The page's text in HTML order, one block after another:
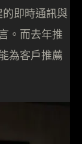
的即時通訊與
。而去年推
為客戶推薦